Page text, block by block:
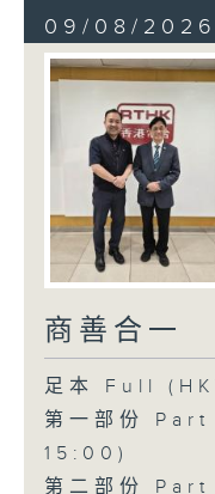
09/08/2026
商善合一
足本 Full
第一部份
15:00)
第二部份